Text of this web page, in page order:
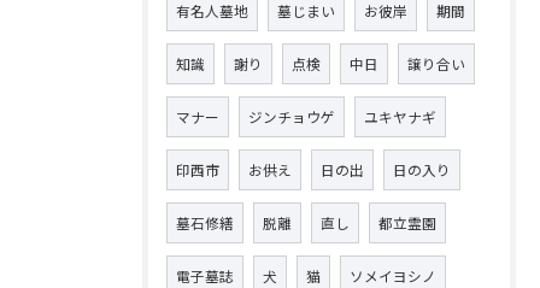
有名人墓地 墓じまい お彼岸 期間
知識 謝り 点検 中日 譲り合い
マナー ジンチョウゲ ユキヤナギ
印西市 お供え 日の出 日の入り
墓石修繕 脱離 直し 都立霊園
電子墓誌 犬 猫 ソメイヨシノ